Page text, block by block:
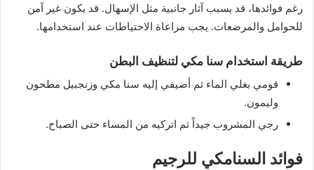
رغم فوائدها، قد يسبب آثار جانبية مثل الإسهال. قد يكون غير آمن
للحوامل والمرضعات. يجب مراعاة الاحتياطات عند استخدامها.
طريقة استخدام سنا مكي لتنظيف البطن
قومي بغلي الماء ثم أضيفي إليه سنا مكي وزنجبيل مطحون
وليمون.
رجي المشروب جيداً ثم اتركيه من المساء حتى الصباح.
فوائد السنامكي للرجيم